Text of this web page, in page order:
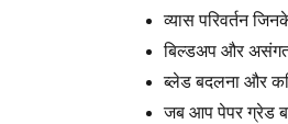
व्यास परिवर्तन
बिल्डअप और असंगत
ब्लेड बदलना और
जब आप पेपर ग्रेड